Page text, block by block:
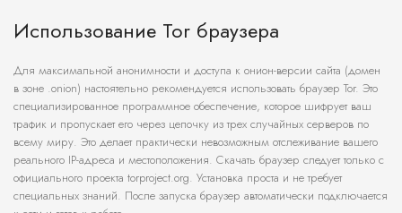
Использование Tor браузера
Для максимальной анонимности и доступа к онион-версии сайта (домен
в зоне .onion) настоятельно рекомендуется использовать браузер Tor. Это
специализированное программное обеспечение, которое шифрует ваш
трафик и пропускает его через цепочку из трех случайных серверов по
всему миру. Это делает практически невозможным отслеживание вашего
реального IP-адреса и местоположения. Скачать браузер следует только с
официального проекта torproject.org. Установка проста и не требует
специальных знаний. После запуска браузер автоматически подключается